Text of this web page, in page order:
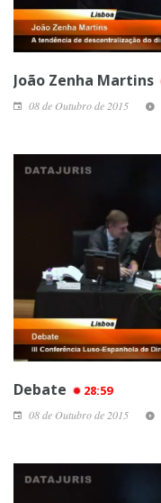
João Zenha Martins
08 de Outubro de 2015
Debate 28:59
08 de Outubro de 2015